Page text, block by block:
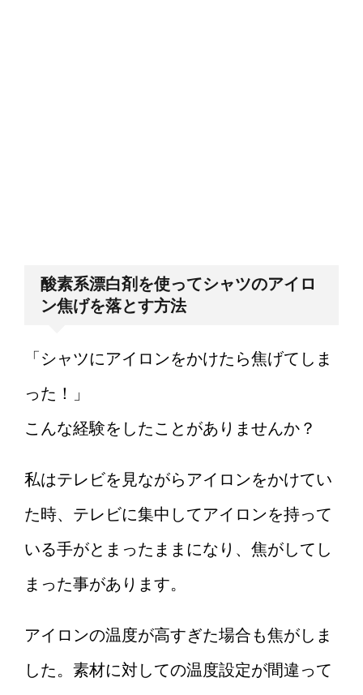
酸素系漂白剤を使ってシャツのアイロ
ン焦げを落とす方法
「シャツにアイロンをかけたら焦げてしま
った！」
こんな経験をしたことがありませんか？
私はテレビを見ながらアイロンをかけてい
た時、テレビに集中してアイロンを持って
いる手がとまったままになり、焦がしてし
まった事があります。
アイロンの温度が高すぎた場合も焦がしま
した。素材に対しての温度設定が間違って